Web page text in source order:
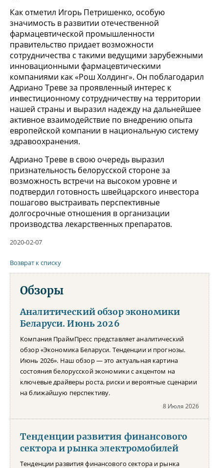
Как отметил Игорь Петришенко, особую
значимость в развитии отечественной
фармацевтической промышленности
правительство придает возможности
сотрудничества с такими ведущими зарубежными
инновационными фармацевтическими
компаниями как «Рош Холдинг». Он поблагодарил
Адриано Треве за проявленный интерес к
инвестиционному сотрудничеству на территории
нашей страны и выразил надежду на дальнейшее
активное взаимодействие по внедрению опыта
европейской компании в национальную систему
здравоохранения.
Адриано Треве в свою очередь выразил
признательность белорусской стороне за
возможность встречи на высоком уровне и
подтвердил готовность швейцарского инвестора
пошагово выстраивать перспективные
долгосрочные отношения в организации
производства лекарственных препаратов.
2020-02-07
Возврат к списку
Обзоры
Аналитический обзор экономики
Беларуси. Июнь 2026
Компания ПраймПресс представляет аналитический
обзор «Экономика Беларуси. Тенденции и прогнозы.
Июнь 2026». Наш обзор — это актуальная картина
состояния белорусской экономики с акцентом на
ключевые драйверы роста, риски и вероятные сценарии
на ближайшую перспективу.
8 Июля 2026
Тенденции развития финансового
сектора и рынка электромобилей
Тенденции развития финансового сектора и рынка